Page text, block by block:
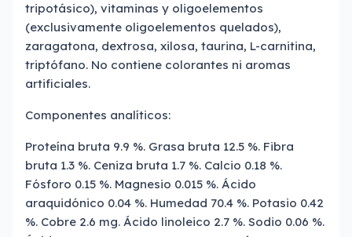
tripotásico), vitaminas y oligoelementos
(exclusivamente oligoelementos quelados),
zaragatona, dextrosa, xilosa, taurina, L-carnitina,
triptófano. No contiene colorantes ni aromas
artificiales.
Componentes analíticos:
Proteína bruta 9.9 %. Grasa bruta 12.5 %. Fibra
bruta 1.3 %. Ceniza bruta 1.7 %. Calcio 0.18 %.
Fósforo 0.15 %. Magnesio 0.015 %. Ácido
araquidónico 0.04 %. Humedad 70.4 %. Potasio 0.42
%. Cobre 2.6 mg. Ácido linoleico 2.7 %. Sodio 0.06 %.